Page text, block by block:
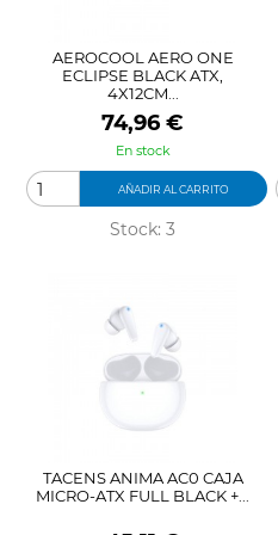
AEROCOOL AERO ONE
ECLIPSE BLACK ATX,
4X12CM...
Precio
74,96 €
En stock
AÑADIR AL CARRITO
Stock: 3
TACENS ANIMA AC0 CAJA
MICRO-ATX FULL BLACK +...